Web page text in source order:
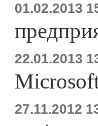
01.02.2013
22.01.2013
27.11.2012